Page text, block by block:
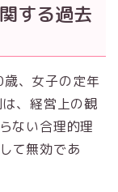
する過去
、女子の定年
、経営上の観
ない合理的理
て無効であ